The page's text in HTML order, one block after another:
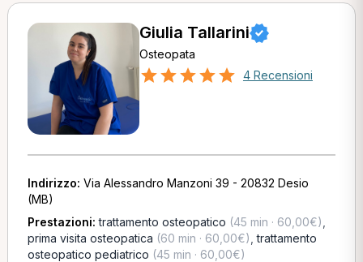
Giulia Tallarini
Osteopata
4 Recensioni
Indirizzo: Via Alessandro Manzoni 39 - 20832 Desio
(MB)
Prestazioni:trattamento osteopatico (45 min · 60,00€)
prima visita osteopatica (60 min · 60,00€) ,trattamento
osteopatico pediatrico (45 min · 60,00€)